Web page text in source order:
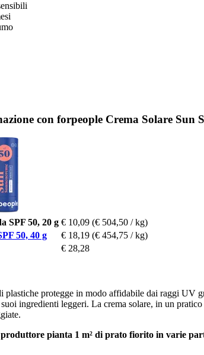
con forpeople Crema Solare Sun
SPF 50, 20 g € 10,09 (€ 504,50 / kg)
50, 40 g
€ 18,19 (€ 454,75 / kg)
€ 28,28
plastiche protegge in modo affidabile dai raggi UV
ingredienti leggeri. La crema solare, in un
pianta 1 m² di prato fiorito in varie